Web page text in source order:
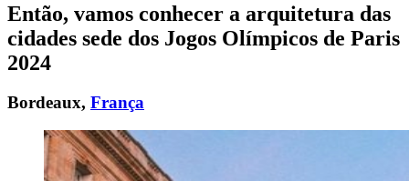
Então, vamos conhecer a arquitetura das
cidades sede dos Jogos Olímpicos de Paris
2024
Bordeaux, França